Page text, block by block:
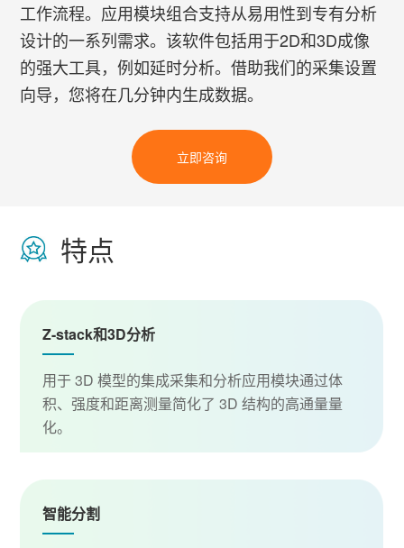
工作流程。应用模块组合支持从易用性到专有分析
设计的一系列需求。该软件包括用于2D和3D成像
的强大工具，例如延时分析。借助我们的采集设置
向导，您将在几分钟内生成数据。
立即咨询
特点
Z-stack和3D分析
用于 3D 模型的集成采集和分析应用模块通过体
积、强度和距离测量简化了 3D 结构的高通量量
化。
智能分割